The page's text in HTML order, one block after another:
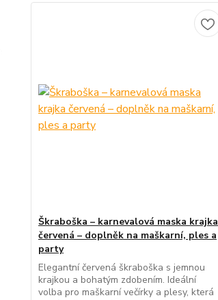
Škraboška – karnevalová maska krajka
červená – doplněk na maškarní, ples a
party
Elegantní červená škraboška s jemnou
krajkou a bohatým zdobením. Ideální
volba pro maškarní večírky a plesy, která